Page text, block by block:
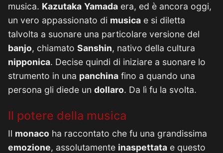
musica. Kazutaka Yamada era, ed è ancora oggi,
un vero appassionato di musica e si diletta
talvolta a suonare una particolare versione del
banjo, chiamato Sanshin, nativo della cultura
nipponica. Decise quindi di iniziare a suonare lo
strumento in una panchina fino a quando una
persona gli diede un dollaro. Da lì fu la svolta.
Il potere della musica
Il monaco ha raccontato che fu una grandissima
emozione, assolutamente inaspettata e questo